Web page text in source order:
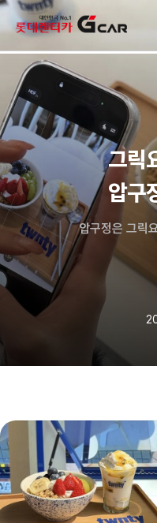
skip navigation
그릭
압구
압구정은 그릭